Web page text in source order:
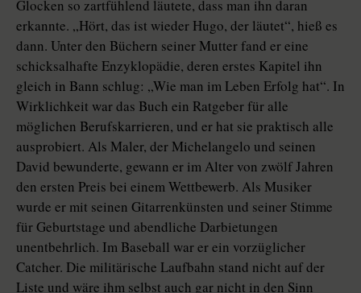
Glocken so zartfühlend läutete, dass man ihn daran
erkannte. „Hört, das ist wieder Hugo, der läutet“, hieß es
dann. Unter den Büchern seiner Mutter fand er eine
schicksalhafte Enzyklopädie, deren erstes Kapitel ihn
gleich in Bann schlug: „Wie man im Leben Erfolg hat“. In
Wirklichkeit war das Buch ein Ratgeber für alle
möglichen Berufskarrieren, und er hat sie praktisch alle
ausprobiert. Als Maler, der Michelangelo und seinen
David bewunderte, gewann er im Alter von zwölf Jahren
den ersten Preis bei einem Wettbewerb. Als Musiker
wurde er mit seinen Gitarrenkünsten und seiner Stimme
für Geburtstage und abendliche Darbietungen
unentbehrlich. Im Baseball war er ein vorzüglicher
Catcher. Die militärische Laufbahn stand nicht auf der
Liste und wäre ihm selbst auch gar nicht in den Sinn